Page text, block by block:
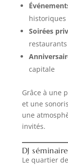
historiques
Soirées
capitale
Grâce à une
et une
une
invités.
DJ
Le quartier